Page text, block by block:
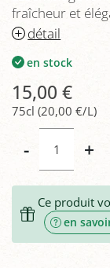
fraîcheur et
détail
en stock
15,00 €
75cl (20,00 €/L)
- +
Ce produit
en